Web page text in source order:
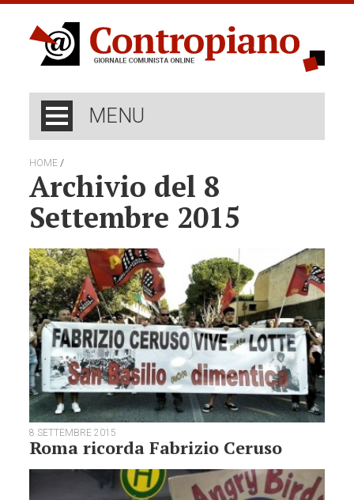
MENU
HOME /
Archivio del 8
Settembre 2015
8 SETTEMBRE 2015
Roma ricorda Fabrizio Ceruso